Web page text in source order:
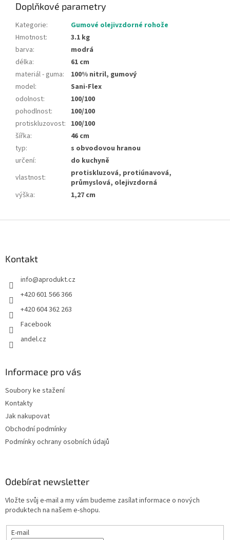
Doplňkové parametry
Kategorie:
Gumové olejivzdorné rohože
Hmotnost:
3.1 kg
barva:
modrá
délka:
61 cm
materiál - guma:
100% nitril, gumový
model:
Sani-Flex
odolnost:
100/100
pohodlnost:
100/100
protiskluzovost: 100/100
šířka:
46 cm
typ:
s obvodovou hranou
určení:
do kuchyně
vlastnost:
protiskluzová, protiúnavová,
průmyslová, olejivzdorná
výška: 1,27 cm
Kontakt
info@aprodukt.cz
+420 601 566 366
+420 604 362 263
Facebook
andel.cz
Informace pro vás
Soubory ke stažení
Kontakty
Jak nakupovat
Obchodní podmínky
Podmínky ochrany osobních údajů
Odebírat newsletter
Vložte svůj e-mail a my vám budeme zasílat informace o nových
produktech na našem e-shopu.
E-mail